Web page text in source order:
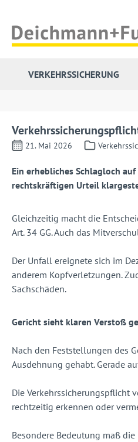
VERKEHRSSICHERUNG
21. Mai 2026
Ein erhebliches Schlagloch
rechtskräftigen Urteil
Gleichzeitig macht die
Art. 34 GG. Auch das
Der Unfall ereignete sich im
anderem Kopfverletzungen.
Sachschäden.
Gericht sieht klaren Verstoß
Nach den Feststellungen des
Ausdehnung gehabt. Gerade
Die Verkehrssicherungspflicht
rechtzeitig erkennen oder
Besondere Bedeutung maß